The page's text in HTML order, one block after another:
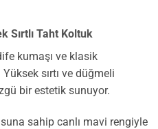
Sırtlı Taht Koltuk
kumaşı ve klasik
sırtı ve düğmeli
bir estetik sunuyor.
sahip canlı mavi rengiyle